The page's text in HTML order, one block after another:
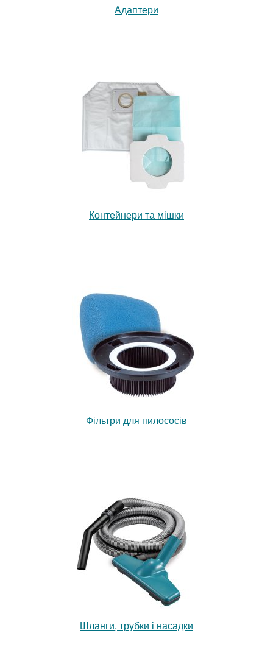
Адаптери
Контейнери та мішки
Фільтри для пилососів
Шланги, трубки і насадки